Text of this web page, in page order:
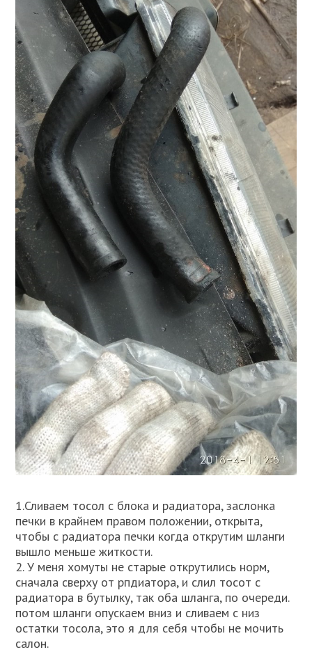
1.Сливаем тосол с блока и радиатора, заслонка
печки в крайнем правом положении, открыта,
чтобы с радиатора печки когда открутим шланги
вышло меньше житкости.
2. У меня хомуты не старые открутились норм,
сначала сверху от рпдиатора, и слил тосот с
радиатора в бутылку, так оба шланга, по очереди.
потом шланги опускаем вниз и сливаем с низ
остатки тосола, это я для себя чтобы не мочить
салон.